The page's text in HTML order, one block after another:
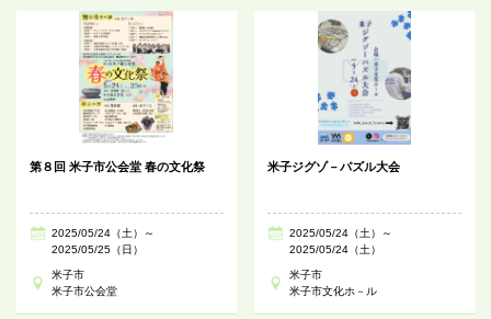
第８回 米子市公会堂 春の文化祭
2025/05/24（土）～
2025/05/25（日）
米子市
米子市公会堂
米子ジグゾ－パズル大会
2025/05/24（土）～
2025/05/24（土）
米子市
米子市文化ホ－ル